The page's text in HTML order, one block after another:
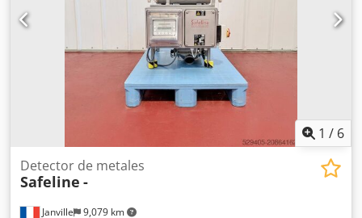
1 / 6
Janville 9,079 km
Detector de metales
Safeline -